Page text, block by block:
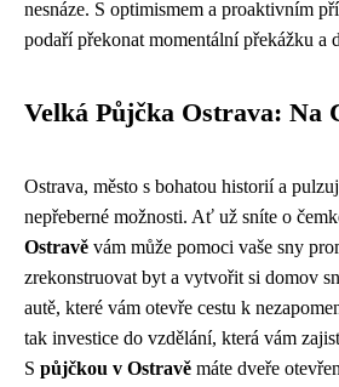
nesnáze. S optimismem a proaktivním
podaří překonat momentální překážku a
Velká Půjčka Ostrava: Na
Ostrava, město s bohatou historií a
nepřeberné možnosti. Ať už sníte o
Ostravě vám může pomoci vaše sny
zrekonstruovat byt a vytvořit si domov
autě, které vám otevře cestu k
tak investice do vzdělání, která vám
S půjčkou v Ostravě máte dveře